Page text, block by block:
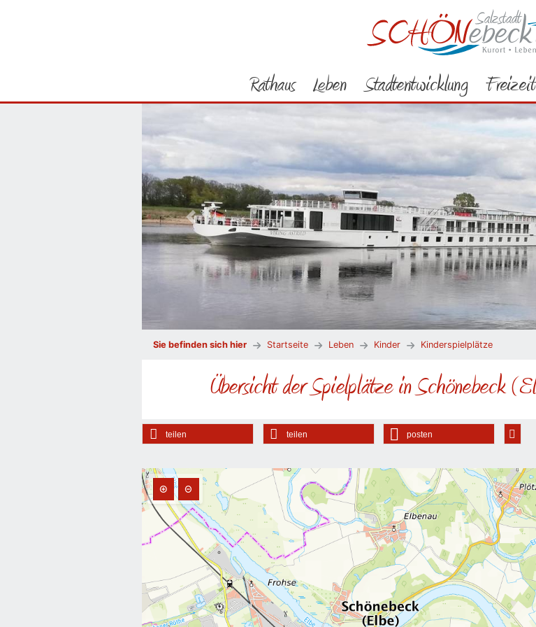
Rathaus Leben Stadtentwicklung Freizeit
Vorheriges Bild
Sie befinden sich hier Startseite Leben Kinder Kinderspielplätze
Übersicht der Spielplätze in Schönebeck
teilen teilen posten